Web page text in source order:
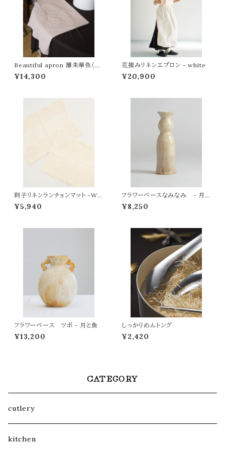
Beautiful apron 薄朱華色（う
すはねず）
¥14,300
花摘みリネンエプロン - white
¥20,900
刺子リネンランチョンマット -Whi
te -
¥5,940
フラワーベースなみなみ - 月と
魚
¥8,250
フラワーベース ツボ - 月と魚
¥13,200
しっかりめんトング
¥2,420
CATEGORY
cutlery
kitchen